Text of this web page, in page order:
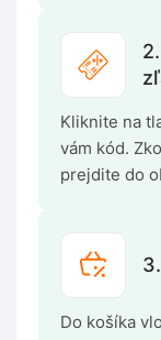
Kliknite na
vám kód.
prejdite do
Do košíka